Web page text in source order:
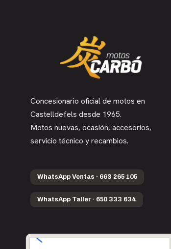
Concesionario oficial de motos en
Castelldefels desde 1965.
Motos nuevas, ocasión, accesorios,
servicio técnico y recambios.
WhatsApp Ventas · 663 265 105
WhatsApp Taller · 650 333 634